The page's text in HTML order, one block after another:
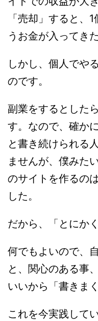
「売却」すると、
うお金が入ってき
しかし、個人でや
のです。
副業をするとした
す。なので、確か
と書き続けられる
ませんが、僕みた
のサイトを作るの
した。
だから、「とにか
何でもよいので、
と、関心のある事
いいから「書きまく
これを今実践して